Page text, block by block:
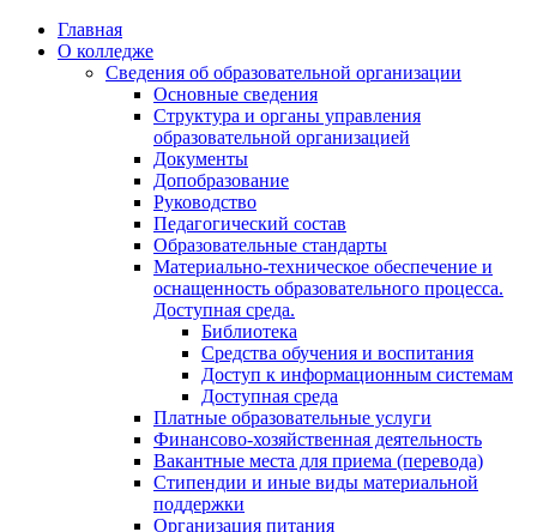
Главная
О колледже
Сведения об образовательной организации
Основные сведения
Структура и органы управления
образовательной организацией
Документы
Допобразование
Руководство
Педагогический состав
Образовательные стандарты
Материально-техническое обеспечение и
оснащенность образовательного процесса.
Доступная среда.
Библиотека
Средства обучения и воспитания
Доступ к информационным системам
Доступная среда
Платные образовательные услуги
Финансово-хозяйственная деятельность
Вакантные места для приема (перевода)
Стипендии и иные виды материальной
поддержки
Организация питания